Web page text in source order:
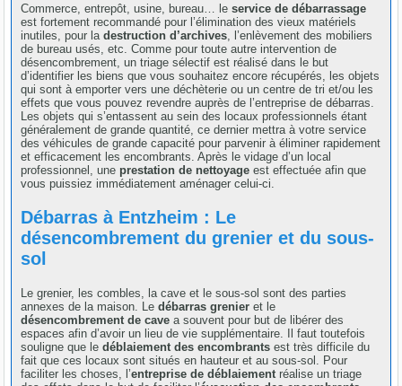
Commerce, entrepôt, usine, bureau… leservice de débarrassage
est fortement recommandé pour l’élimination des vieux matériels
inutiles, pour ladestruction d’archives , l’enlèvement des mobiliers
de bureau usés, etc. Comme pour toute autre intervention de
désencombrement, un triage sélectif est réalisé dans le but
d’identifier les biens que vous souhaitez encore récupérés, les objets
qui sont à emporter vers une déchèterie ou un centre de tri et/ou les
effets que vous pouvez revendre auprès de l’entreprise de débarras.
Les objets qui s’entassent au sein des locaux professionnels étant
généralement de grande quantité, ce dernier mettra à votre service
des véhicules de grande capacité pour parvenir à éliminer rapidement
et efficacement les encombrants. Après le vidage d’un local
professionnel, une prestation de nettoyage est effectuée afin que
vous puissiez immédiatement aménager celui-ci.
Débarras à Entzheim : Le
désencombrement du grenier et du sous-
sol
Le grenier, les combles, la cave et le sous-sol sont des parties
annexes de la maison. Ledébarras grenier et le
désencombrement de cave a souvent pour but de libérer des
espaces afin d’avoir un lieu de vie supplémentaire. Il faut toutefois
souligne que ledéblaiement des encombrants est très difficile du
fait que ces locaux sont situés en hauteur et au sous-sol. Pour
faciliter les choses, l’entreprise de déblaiement réalise un triage